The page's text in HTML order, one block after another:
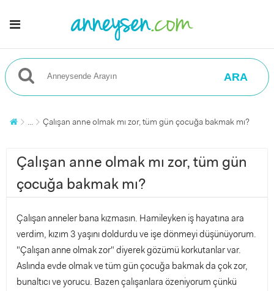
ARA
... Çalışan anne olmak mı zor, tüm gün çocuğa bakmak mı?
Çalışan anne olmak mı zor, tüm gün
çocuğa bakmak mı?
Çalışan anneler bana kızmasın. Hamileyken iş hayatına ara
verdim, kızım 3 yaşını doldurdu ve işe dönmeyi düşünüyorum.
"Çalışan anne olmak zor" diyerek gözümü korkutanlar var.
Aslında evde olmak ve tüm gün çocuğa bakmak da çok zor,
bunaltıcı ve yorucu. Bazen çalışanlara özeniyorum çünkü